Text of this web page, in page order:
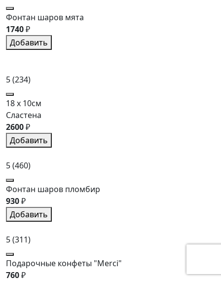
Фонтан шаров мята
1740₽
Добавить
5(234)
18 x 10см
Сластена
2600₽
Добавить
5(460)
Фонтан шаров пломбир
930₽
Добавить
5(311)
Подарочные конфеты "Merci"
760₽